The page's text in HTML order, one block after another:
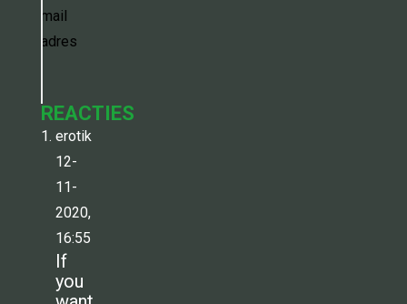
mail
adres
REACTIES
erotik
12-
11-
2020,
16:55
If
you